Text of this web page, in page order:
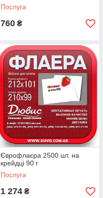
Послуга
760 ₴
Єврофлаєра 2500 шт. на
крейдці 90 г
Послуга
1 274 ₴